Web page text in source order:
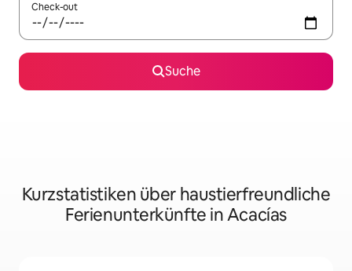
Check-out
Suche
Kurzstatistiken über haustierfreundliche
Ferienunterkünfte in Acacías